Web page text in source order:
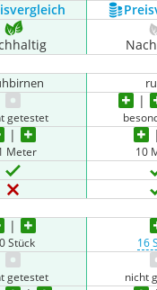
getestet
Meter 10
Stück 16
getestet nicht